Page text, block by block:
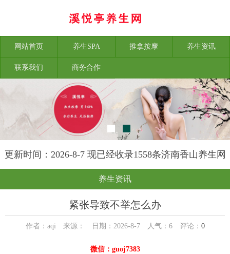
网站首页 养生SPA 推拿按摩 养生资讯
联系我们 商务合作
更新时间：2026-8-7 现已经收录1558条济南香山养生网
信息
养生资讯
紧张导致不举怎么办
作者：aqi 来源： 日期：2026-8-7 人气： 6评论： 0
微信：guoj7383